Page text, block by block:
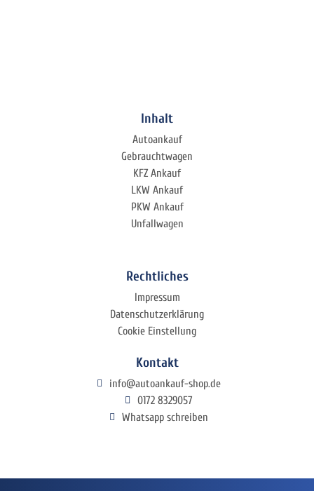
Inhalt
Autoankauf
Gebrauchtwagen
KFZ Ankauf
LKW Ankauf
PKW Ankauf
Unfallwagen
Rechtliches
Impressum
Datenschutzerklärung
Cookie Einstellung
Kontakt
info@autoankauf-shop.de
0172 8329057
Whatsapp schreiben